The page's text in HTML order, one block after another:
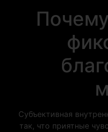
Субъективная
так, что приятные